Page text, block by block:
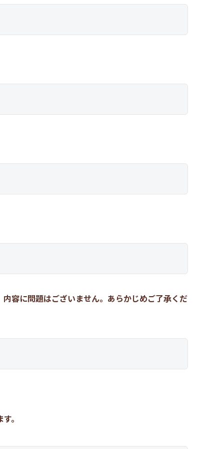
容に問題はございません。あらかじめご了承くだ
。